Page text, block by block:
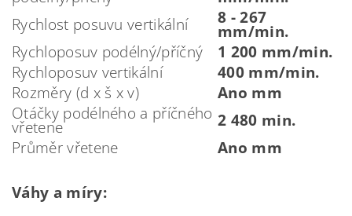
Rychlost posuvu vertikální
8 - 267
mm/min.
Rychloposuv podélný/příčný
1 200 mm/min.
Rychloposuv vertikální
400 mm/min.
Rozměry (d x š x v)
Ano mm
Otáčky podélného a příčného
vřetene
2 480 min.
Průměr vřetene
Ano mm
Váhy a míry: